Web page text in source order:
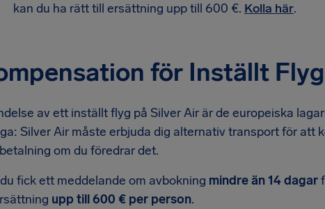
kan du ha rätt till ersättning upp till 600 €. Kolla här.
för Inställt
av ett inställt flyg på Silver Air är de europeiska
Silver Air måste erbjuda dig alternativ transport för att
om du föredrar det.
fick ett meddelande om avbokning mindre än 14 dagar
upp till 600 € per person.